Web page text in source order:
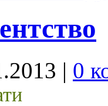
| 0